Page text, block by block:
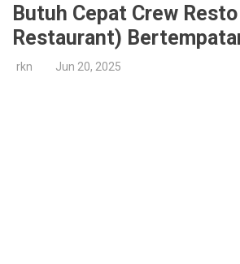
Butuh Cepat Crew
Restaurant)
rkn Jun 20, 2025